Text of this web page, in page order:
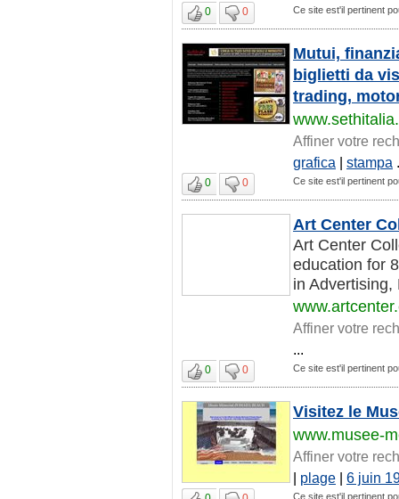
0 0 Ce site est'il pertinent
Mutui,
biglietti da
trading,
Affiner votre
grafica | stampa
0 0 Ce site est'il pertinent
Art Center
Art Center
education for
in
Affiner votre
...
0 0 Ce site est'il pertinent
Visitez le
www.musee-
Affiner votre
| plage | 6 juin
Ce site est'il pertinent